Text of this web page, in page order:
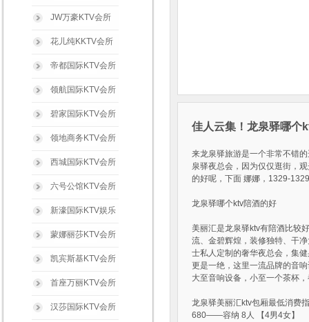
佳人云集！龙泉驿哪个
来龙泉驿旅游是一个非常不错
泉驿夜总会，因为仅仅逛街，
的好呢，下面 娜娜，1329-
龙泉驿哪个ktv陪酒的好
美丽汇是龙泉驿ktv有陪酒比较
流、金碧辉煌，装修独特、干
士私人定制的奢华夜总会，集
更是一绝，这里一流品牌的音
大至音响设备，小至一个茶杯
龙泉驿美丽汇ktv包厢最低消费
680——容纳 8人 【4男4女】
JW万豪KTV会所
花儿纯KKTV会所
帝都国际KTV会所
领航国际KTV会所
碧家国际KTV会所
领地商务KTV会所
西城国际KTV会所
六号公馆KTV会所
新濠国际KTV娱乐
蒙娜丽莎KTV会所
凯宾斯基KTV会所
首座万丽KTV会所
汉莎国际KTV会所